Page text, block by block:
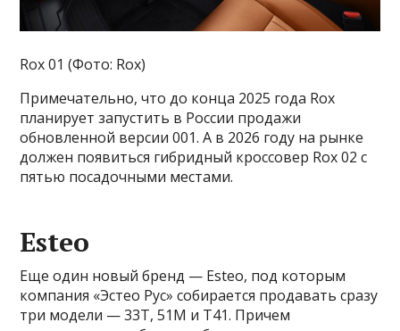
Rox 01 (Фото: Rox)
Примечательно, что до конца 2025 года Rox
планирует запустить в России продажи
обновленной версии 001. А в 2026 году на рынке
должен появиться гибридный кроссовер Rox 02 c
пятью посадочными местами.
Esteo
Еще один новый бренд — Esteo, под которым
компания «Эстео Рус» собирается продавать сразу
три модели — 33T, 51M и T41. Причем